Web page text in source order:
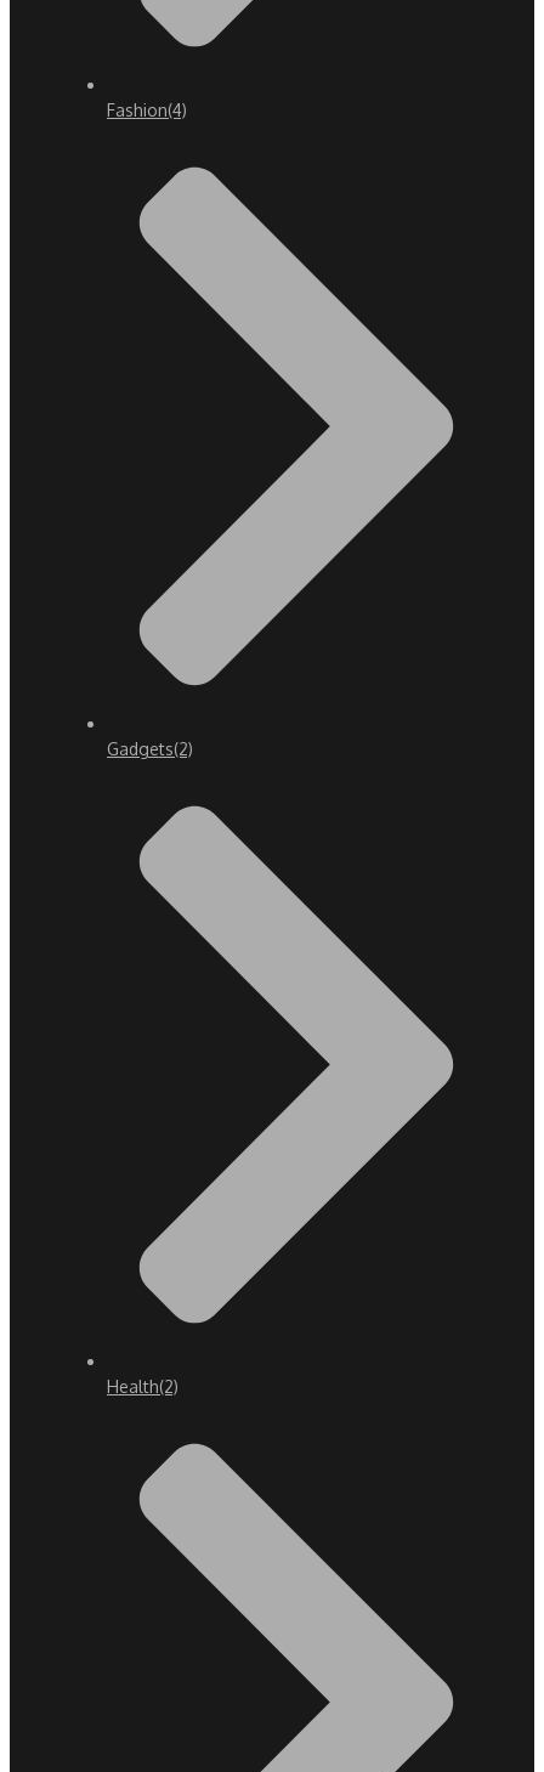
Fashion(4)
Gadgets(2)
Health(2)